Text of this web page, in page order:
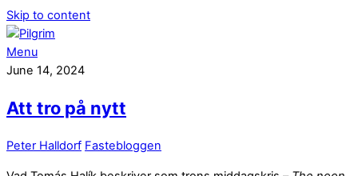
Skip to content
Menu
June 14, 2024
Att tro på nytt
Peter Halldorf Fastebloggen